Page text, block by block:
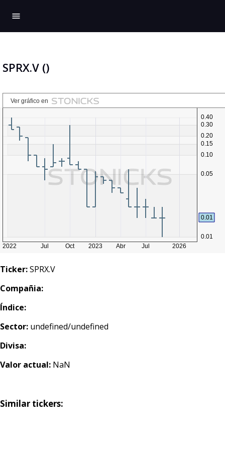
menu
SPRX.V ()
Ticker:SPRX.V
Compañia:
Índice:
Sector: undefined/undefined
Divisa:
Valor actual: NaN
Similar tickers: